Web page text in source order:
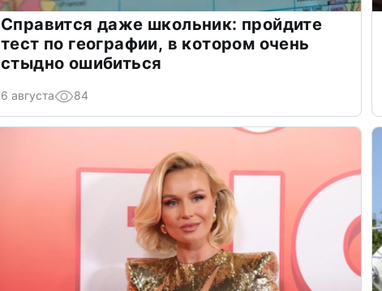
Справится даже школьник: пройдите
тест по географии, в котором очень
стыдно ошибиться
6 августа 84